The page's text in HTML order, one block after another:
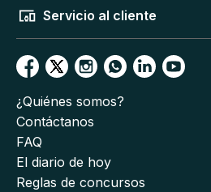
Servicio al cliente
¿Quiénes somos?
Contáctanos
FAQ
El diario de hoy
Reglas de concursos